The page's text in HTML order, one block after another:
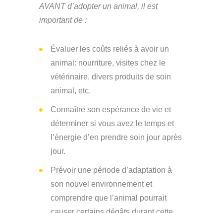
AVANT d’adopter un animal, il est
important de :
Évaluer les coûts reliés à avoir un
animal: nourriture, visites chez le
vétérinaire, divers produits de soin
animal, etc.
Connaître son espérance de vie et
déterminer si vous avez le temps et
l’énergie d’en prendre soin jour après
jour.
Prévoir une période d’adaptation à
son nouvel environnement et
comprendre que l’animal pourrait